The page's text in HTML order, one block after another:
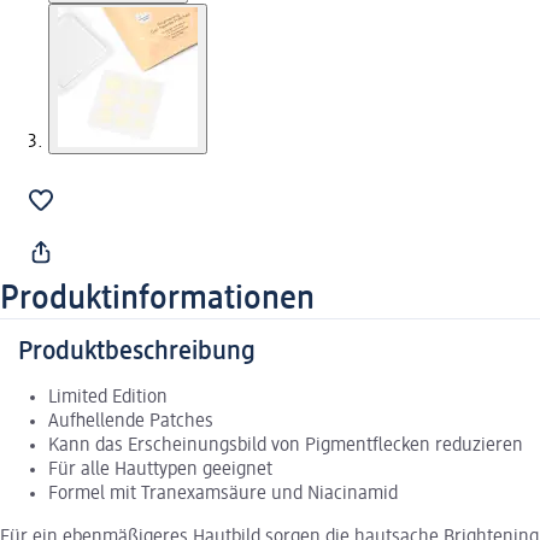
Produktinformationen
Produktbeschreibung
Limited Edition
Aufhellende Patches
Kann das Erscheinungsbild von Pigmentflecken reduzieren
Für alle Hauttypen geeignet
Formel mit Tranexamsäure und Niacinamid